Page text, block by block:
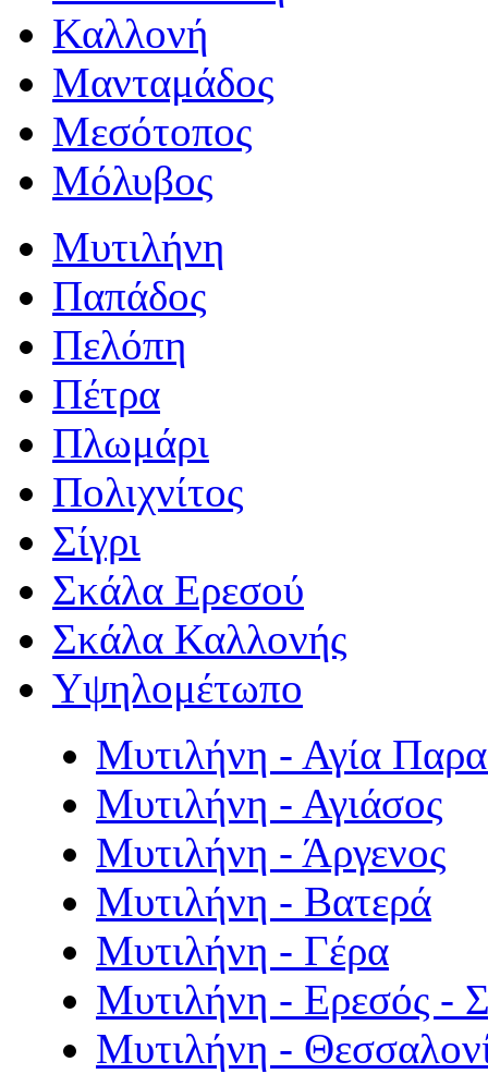
Καλλονή
Μανταμάδος
Μεσότοπος
Μόλυβος
Μυτιλήνη
Παπάδος
Πελόπη
Πέτρα
Πλωμάρι
Πολιχνίτος
Σίγρι
Σκάλα Ερεσού
Σκάλα Καλλονής
Υψηλομέτωπο
Μυτιλήνη - Αγία
Μυτιλήνη - Αγιάσος
Μυτιλήνη - Άργενος
Μυτιλήνη - Βατερά
Μυτιλήνη - Γέρα
Μυτιλήνη - Ερεσός -
Μυτιλήνη -